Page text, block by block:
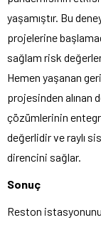
yaşamıştır. Bu
projelerine
sağlam risk
Hemen yaşanan geri
projesinden alınan
çözümlerinin
değerlidir ve raylı
direncini sağlar.
Sonuç
Reston